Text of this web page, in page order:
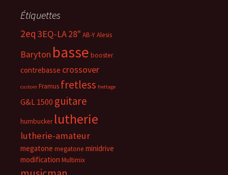
Étiquettes
2eq 3EQ-LA28" AB-YAlesis
Baryton basse booster
contrebasse crossover
custom Framus fretless frettage
G&L 1500 guitare
humbucker lutherie
lutherie-amateur
megatone megatone minidrive
modification Multimix